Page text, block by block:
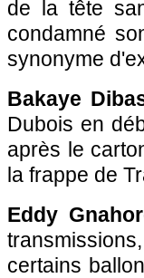
de la tête
condamné
synonyme
Bakaye
Dubois en
après le
la frappe de
Eddy
certains